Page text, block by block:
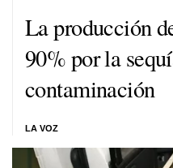
La producción
90% por la
contaminación
LA VOZ